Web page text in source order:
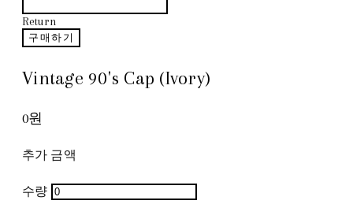
Return
구매하기
Vintage 90's Cap (Ivory)
0원
추가 금액
수량